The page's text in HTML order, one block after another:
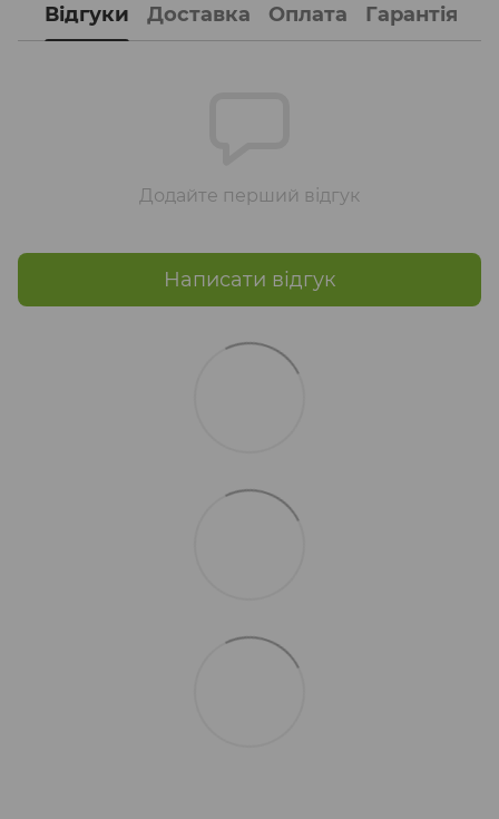
Відгуки Доставка Оплата Гарантія
Додайте перший відгук
Написати відгук